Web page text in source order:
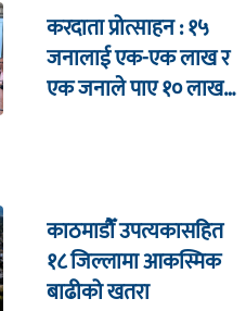
करदाता प्रोत्साहन : १५
जनालाई एक-एक लाख र
एक जनाले पाए १० लाख
काठमाडौँ उपत्यकासहित
१८ जिल्लामा आकस्मिक
बाढीको खतरा